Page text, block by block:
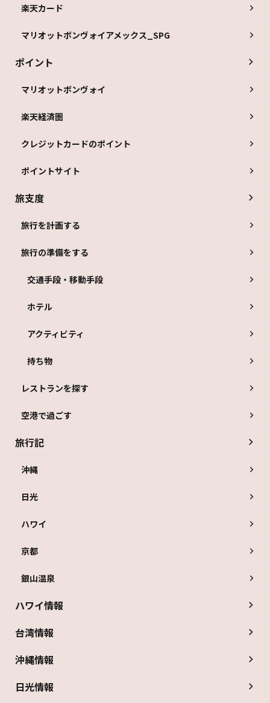
楽天カード
マリオットボンヴォイアメックス_SPG
ポイント
マリオットボンヴォイ
楽天経済圏
クレジットカードのポイント
ポイントサイト
旅支度
旅行を計画する
旅行の準備をする
交通手段・移動手段
ホテル
アクティビティ
持ち物
レストランを探す
空港で過ごす
旅行記
沖縄
日光
ハワイ
京都
銀山温泉
ハワイ情報
台湾情報
沖縄情報
日光情報